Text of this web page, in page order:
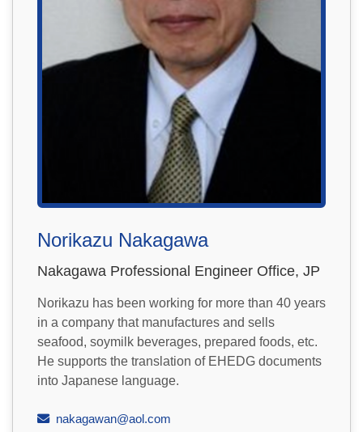
Norikazu Nakagawa
Nakagawa Professional Engineer Office, JP
Norikazu has been working for more than 40 years
in a company that manufactures and sells
seafood, soymilk beverages, prepared foods, etc.
He supports the translation of EHEDG documents
into Japanese language.
nakagawan@aol.com